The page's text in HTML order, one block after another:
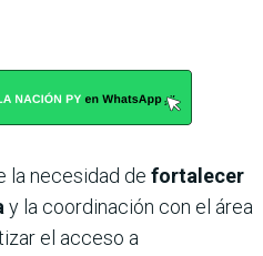
la necesidad de fortalecer
y la coordinación con el área
el acceso a